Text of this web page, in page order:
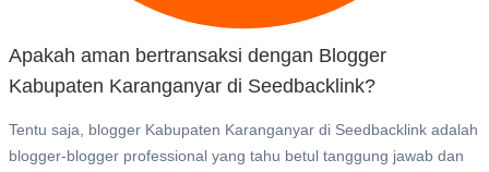
Apakah aman bertransaksi dengan Blogger
Kabupaten Karanganyar di Seedbacklink?
Tentu saja, blogger Kabupaten Karanganyar di Seedbacklink adalah
blogger-blogger professional yang tahu betul tanggung jawab dan